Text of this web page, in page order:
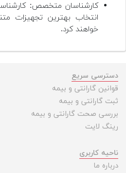
کارشناسان متخصص:
انتخاب بهترین تجهیزات
خواهند کرد.
دسترسی سریع
قوانین گارانتی و بیمه
ثبت گارانتی و بیمه
بررسی صحت گارانتی و بیمه
رینگ لایت
ناحیه کاربری
درباره ما